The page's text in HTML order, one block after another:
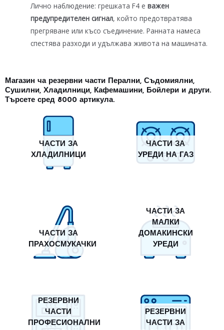
Лично наблюдение: грешката F4 еважен
предупредителен сигнал, който предотвратява
прегряване или късо съединение. Ранната намеса
спестява разходи и удължава живота на машината.
Магазин ча резервни части Перални, Съдомиялни,
Сушилни, Хладилници, Кафемашини, Бойлери и други.
Търсете сред 8000 артикула.
ЧАСТИ ЗА
ХЛАДИЛНИЦИ
ЧАСТИ ЗА
УРЕДИ НА ГАЗ
ЧАСТИ ЗА
ПРАХОСМУКАЧКИ
ЧАСТИ ЗА
МАЛКИ
ДОМАКИНСКИ
УРЕДИ
РЕЗЕРВНИ
ЧАСТИ
ПРОФЕСИОНАЛНИ
РЕЗЕРВНИ
ЧАСТИ ЗА